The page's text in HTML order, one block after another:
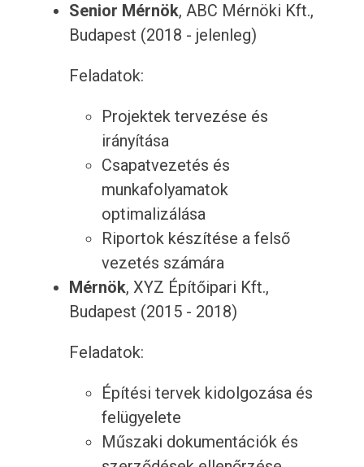
Senior Mérnök, ABC Mérnöki Kft.,
Budapest (2018 - jelenleg)
Feladatok:
Projektek tervezése és
irányítása
Csapatvezetés és
munkafolyamatok
optimalizálása
Riportok készítése a felső
vezetés számára
Mérnök, XYZ Építőipari Kft.,
Budapest (2015 - 2018)
Feladatok:
Építési tervek kidolgozása és
felügyelete
Műszaki dokumentációk és